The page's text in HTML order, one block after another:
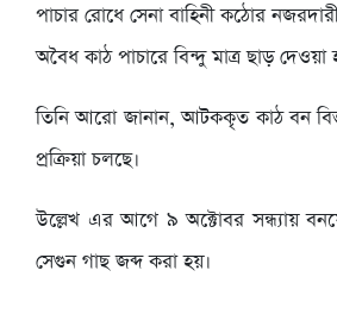
পাচার রোধে সেনা বাহিনী কঠোর
অবৈধ কাঠ পাচারে বিন্দু মাত্র ছাড় দেওয়া
তিনি আরো জানান, আটককৃত কাঠ বন
প্রক্রিয়া চলছে।
উল্লেখ এর আগে ৯ অক্টোবর সন্ধ্যায়
সেগুন গাছ জব্দ করা হয়।